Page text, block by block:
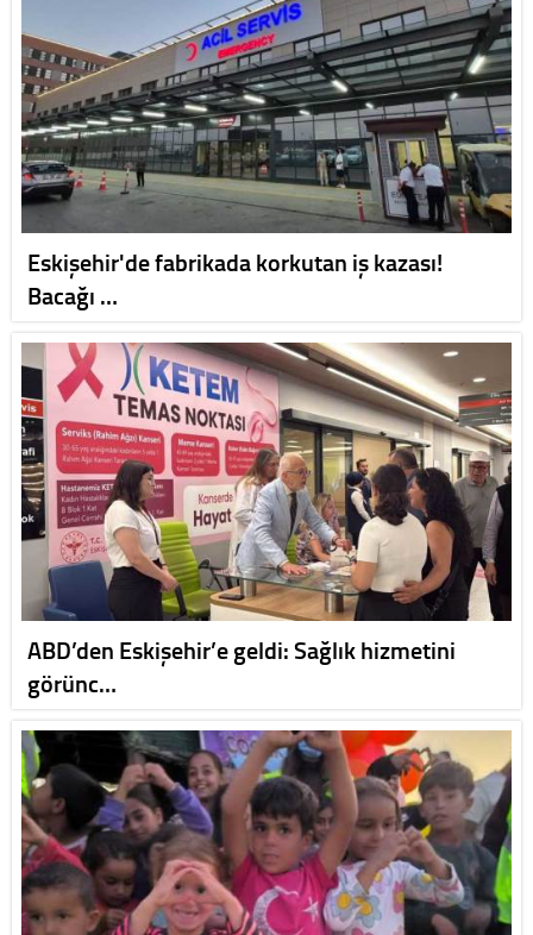
Eskişehir'de fabrikada korkutan iş kazası!
Bacağı …
ABD’den Eskişehir’e geldi: Sağlık hizmetini
görünc…